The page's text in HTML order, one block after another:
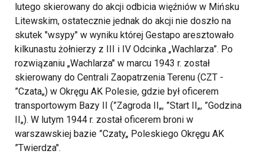
lutego skierowany do akcji odbicia więźniów w Mińsku
Litewskim, ostatecznie jednak do akcji nie doszło na
skutek "wsypy" w wyniku której Gestapo aresztowało
kilkunastu żołnierzy z III i IV Odcinka „Wachlarza”. Po
rozwiązaniu „Wachlarza" w marcu 1943 r. został
skierowany do Centrali Zaopatrzenia Terenu (CZT -
”Czata„) w Okręgu AK Polesie, gdzie był oficerem
transportowym Bazy II (”Zagroda II„, ”Start II„, ”Godzina
II„). W lutym 1944 r. został oficerem broni w
warszawskiej bazie ”Czaty„ Poleskiego Okręgu AK
”Twierdza".